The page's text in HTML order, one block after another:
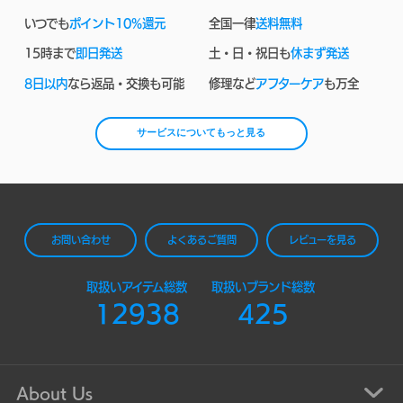
いつでもポイント10%還元 全国一律送料無料
15時まで即日発送 土・日・祝日も休まず発送
8日以内なら返品・交換も可能 修理などアフターケアも万全
サービスについてもっと見る
お問い合わせ よくあるご質問 レビューを見る
取扱いアイテム総数
12938
取扱いブランド総数
425
About Us